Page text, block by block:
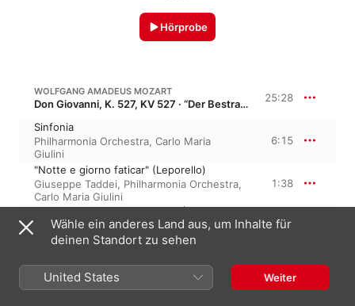
Hörprobe
WOLFGANG AMADEUS MOZART
Don Giovanni, K. 527, KV 527 · “Der Bestrafte Wüstling” 25:28
Sinfonia
Philharmonia Orchestra, Carlo Maria
Giulini
6:15
"Notte e giorno faticar" (Leporello)
Giuseppe Taddei, Philharmonia Orchestra,
Carlo Maria Giulini
1:38
"Non sperar, se non m’uccidi" (Donna
Anna, Don Giovanni, Leporello)
Joan Sutherland,Giuseppe Taddei
Giulini,Eberhard Wächter
"Lasciala, indegno!" (Commendatore, Don
Giovanni, Leporello)
Wähle ein anderes Land aus, um Inhalte für
deinen Standort zu sehen
United States Weiter